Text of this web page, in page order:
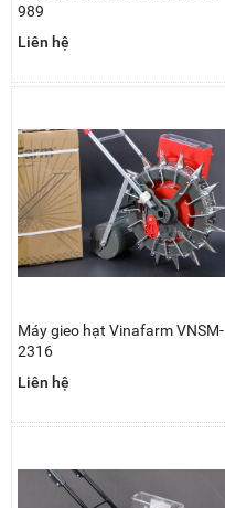
989
Liên hệ
Máy gieo hạt Vinafarm VNSM-
2316
Liên hệ